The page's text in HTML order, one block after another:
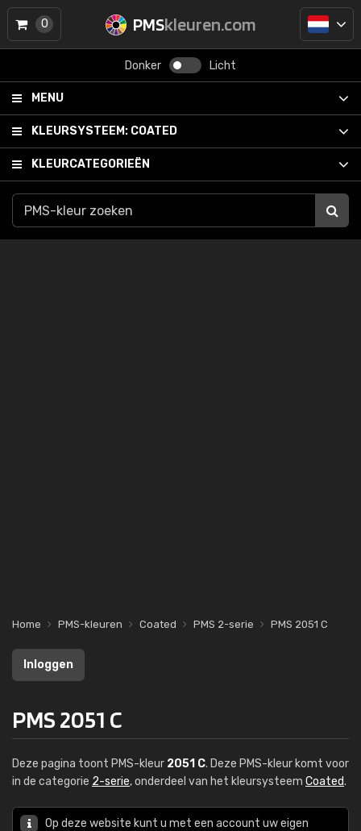
PMSkleuren.com
Donker Licht
MENU
KLEURSYSTEEM: COATED
KLEURCATEGORIEËN
0
Home PMS-kleuren Coated PMS 2-serie PMS 2051 C
Inloggen
PMS 2051 C
Deze pagina toont PMS-kleur 2051 C. Deze PMS-kleur komt voor
in de categorie 2-serie, onderdeel van het kleursysteem Coated.
Op deze website kunt u met een account uw eigen